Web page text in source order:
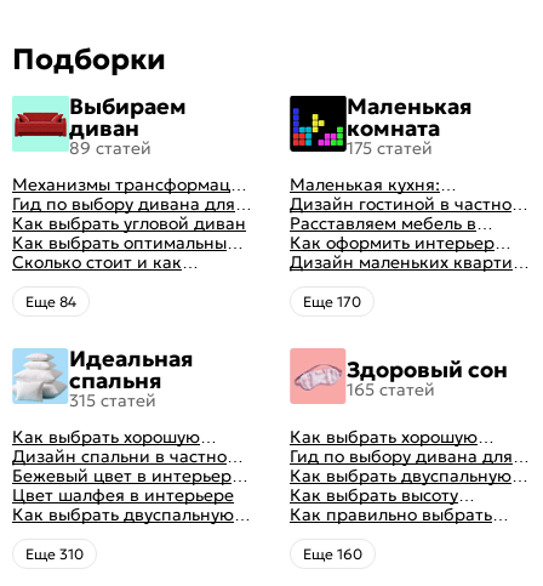
Подборки
Выбираем
диван
89 статей
Механизмы трансформации
диванов: все виды,
особенности, плюсы и
минусы
Гид по выбору дивана для
сна
Как выбрать угловой диван
Как выбрать оптимальный
цвет стен в гостиной: 50
фото и идей оформления
Сколько стоит и как
перетянуть диван
Eще 84
Маленькая
комната
175 статей
Маленькая кухня:
планировка, стили, цвет и
рисунок, реальные фото
Дизайн гостиной в частном
доме: 50 вариантов с фото
Расставляем мебель в
гостиной: главные правила
рациональной планировки
Как оформить интерьер
однокомнатной квартиры:
47 классных идей с фото
Дизайн маленьких квартир:
10 идей для дизайна
интерьера с фото
Eще 170
Идеальная
спальня
315 статей
Как выбрать хорошую
кровать для сна
Дизайн спальни в частном
доме: множество идей
оформления идеальных
интерьеров
Бежевый цвет в интерьере
спальни 2024, 40 красивых
интерьеров с фото
Цвет шалфея в интерьере
Как выбрать двуспальную
кровать и матрас
правильно: советы и фото в
интерьере
Eще 310
Здоровый сон
165 статей
Как выбрать хорошую
кровать для сна
Гид по выбору дивана для
сна
Как выбрать двуспальную
кровать и матрас
правильно: советы и фото в
интерьере
Как выбрать высоту
матраса
Как правильно выбрать
ортопедический матрас
Eще 160